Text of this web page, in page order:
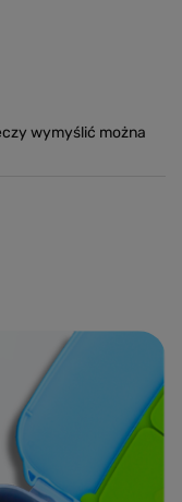
wymyślić można